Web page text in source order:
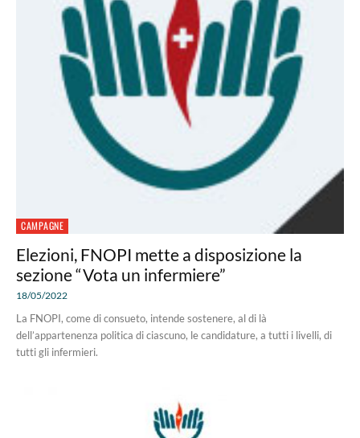
CAMPAGNE
Elezioni, FNOPI mette a disposizione la
sezione “Vota un infermiere”
18/05/2022
La FNOPI, come di consueto, intende sostenere, al di là
dell’appartenenza politica di ciascuno, le candidature, a tutti i livelli, di
tutti gli infermieri.